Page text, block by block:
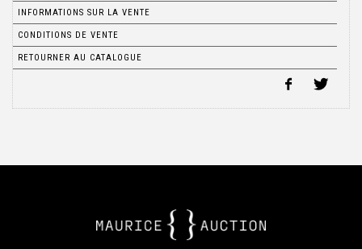
INFORMATIONS SUR LA VENTE
CONDITIONS DE VENTE
RETOURNER AU CATALOGUE